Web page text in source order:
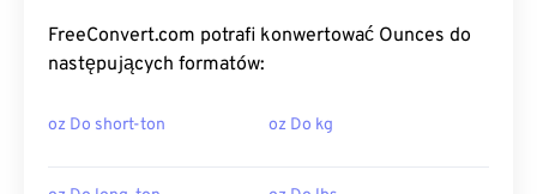
FreeConvert.com potrafi konwertować Ounces do
następujących formatów:
oz Do short-ton oz Do kg